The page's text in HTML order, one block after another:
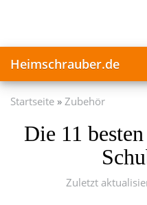
Heimschrauber.de
Startseite Zubehör
Die 11
Zuletzt